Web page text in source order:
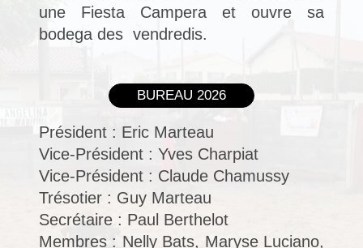
une Fiesta Campera et ouvre sa
bodega des vendredis.
BUREAU 2026
Président : Eric Marteau
Vice-Président : Yves Charpiat
Vice-Président : Claude Chamussy
Trésotier : Guy Marteau
Secrétaire : Paul Berthelot
Membres : Nelly Bats, Maryse Luciano,